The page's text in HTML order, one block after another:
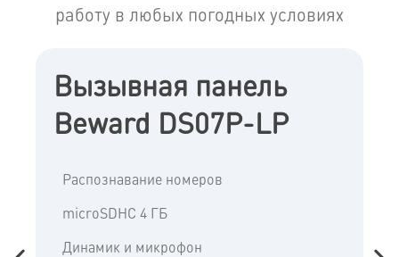
работу в любых погодных условиях
Вызывная панель
Beward DS07P-LP
Распознавание номеров
microSDHC 4 ГБ
Динамик и микрофон